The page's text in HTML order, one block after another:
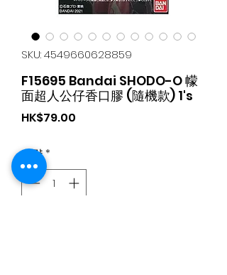
SKU: 4549660628859
F15695 Bandai SHODO-O 幪
面超人公仔香口膠 (隨機款) 1's
HK$79.00
수량*